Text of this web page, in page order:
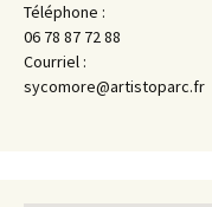
Téléphone :
06 78 87 72 88
Courriel :
sycomore@artistoparc.fr